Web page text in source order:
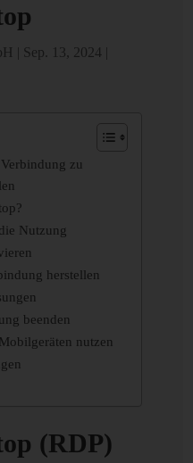
Sep. 13, 2024
zu
Nutzung
herstellen
beenden
nutzen
(RDP)